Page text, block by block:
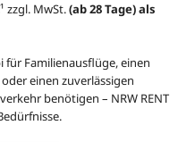
¹ zzgl. MwSt.(ab 28 Tage) als
für Familienausflüge, einen
einen zuverlässigen
benötigen – NRW RENT